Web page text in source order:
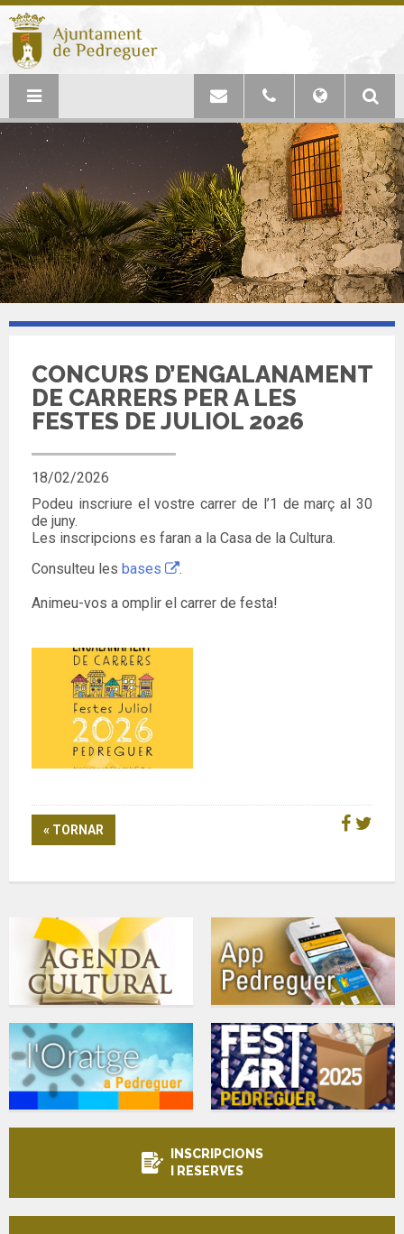
CONCURS D’ENGALANAMENT
DE CARRERS PER A LES
FESTES DE JULIOL 2026
18/02/2026
Podeu inscriure el vostre carrer de l’1 de març al 30
de juny.
Les inscripcions es faran a la Casa de la Cultura.
Consulteu les bases
.
Animeu-vos a omplir el carrer de festa!
« TORNAR
INSCRIPCIONS
I RESERVES